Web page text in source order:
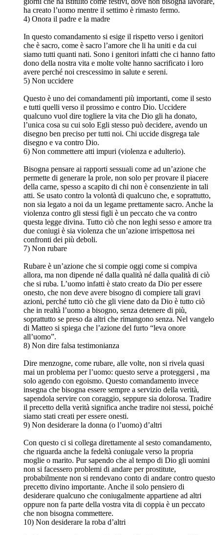
ha creato l’uomo mentre il settimo è rimasto fermo.
4) Onora il padre e la madre
In questo comandamento si esige il rispetto verso i genitori
che è sacro, come è sacro l’amore che li ha uniti e da cui
siamo tutti quanti nati. Sono i genitori infatti che ci hanno fatto
dono della nostra vita e molte volte hanno sacrificato i loro
avere perché noi crescessimo in salute e sereni.
5) Non uccidere
Questo è uno dei comandamenti più importanti, come il sesto
e tutti quelli verso il prossimo e contro Dio. Uccidere
qualcuno vuol dire togliere la vita che Dio gli ha donato,
l’unica cosa su cui solo Egli stesso può decidere, avendo un
disegno ben preciso per tutti noi. Chi uccide disgrega tale
disegno e va contro Dio.
6) Non commettere atti impuri (violenza e adulterio).
Bisogna pensare ai rapporti sessuali come ad un’azione che
permette di generare la prole, non solo per provare il piacere
della carne, spesso a scapito di chi non è consenziente in tali
atti. Se usato contro la volontà di qualcuno che, e soprattutto,
non sia legato a noi da un legame prettamente sacro. Anche la
violenza contro gli stessi figli è un peccato che va contro
questa legge divina. Tutto ciò che non leghi sesso e amore tra
due coniugi è sia violenza che un’azione irrispettosa nei
confronti dei più deboli.
7) Non rubare
Rubare è un’azione che si compie oggi come si compiva
allora, ma non dipende né dalla qualità né dalla qualità di ciò
che si ruba. L’uomo infatti è stato creato da Dio per essere
onesto, che non deve avere bisogno di compiere tali gravi
azioni, perché tutto ciò che gli viene dato da Dio è tutto ciò
che in realtà l’uomo a bisogno, senza detenere di più,
soprattutto se preso da altri che rimangono senza. Nel vangelo
di Matteo si spiega che l’azione del furto “leva onore
all’uomo”.
8) Non dire falsa testimonianza
Dire menzogne, come rubare, alle volte, non si rivela quasi
mai un problema per l’uomo: questo serve a proteggersi , ma
solo agendo con egoismo. Questo comandamento invece
insegna che bisogna essere sempre a servizio della verità,
sapendola servire con coraggio, seppure sia dolorosa. Tradire
il precetto della verità significa anche tradire noi stessi, poiché
siamo stati creati per essere onesti.
9) Non desiderare la donna (o l’uomo) d’altri
Con questo ci si collega direttamente al sesto comandamento,
che riguarda anche la fedeltà coniugale verso la propria
moglie o marito. Pur sapendo che al tempo di Dio gli uomini
non si facessero problemi di andare per prostitute,
probabilmente non si rendevano conto di andare contro questo
precetto divino importante. Anche il solo pensiero di
desiderare qualcuno che coniugalmente appartiene ad altri
oppure non fa parte della vostra vita di coppia è un peccato
che non bisogna commettere.
10) Non desiderare la roba d’altri